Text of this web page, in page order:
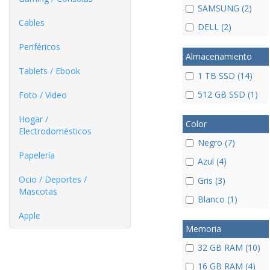
Cables
Periféricos
Tablets / Ebook
Foto / Video
Hogar /
Electrodomésticos
Papelería
Ocio / Deportes /
Mascotas
Apple
SAMSUNG (2)
DELL (2)
Almacenamiento
1 TB SSD (14)
512 GB SSD (1)
Color
Negro (7)
Azul (4)
Gris (3)
Blanco (1)
Memoria
32 GB RAM (10)
16 GB RAM (4)